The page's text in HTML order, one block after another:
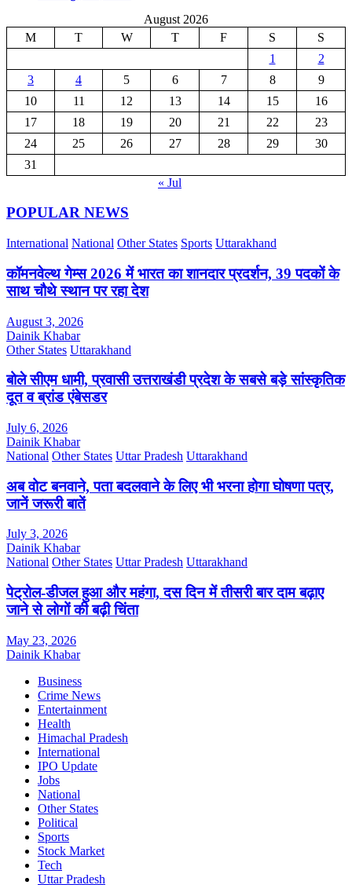
August 2026
M
T W T F S
S
1
2
3
4 5 6 7 8
9
10
11 12 13 14 15
16
17
18 19 20 21 22
23
24
25 26 27 28 29
30
31
« Jul
POPULAR NEWS
International National Other States Sports Uttarakhand
कॉमनवेल्थ गेम्स 2026 में भारत का शानदार प्रदर्शन, 39 पदकों के
साथ चौथे स्थान पर रहा देश
August 3, 2026
Dainik Khabar
Other States Uttarakhand
बोले सीएम धामी, प्रवासी उत्तराखंडी प्रदेश के सबसे बड़े सांस्कृतिक
दूत व ब्रांड एंबेसडर
July 6, 2026
Dainik Khabar
National Other States Uttar Pradesh Uttarakhand
अब वोट बनवाने, पता बदलवाने के लिए भी भरना होगा घोषणा पत्र,
जानें जरूरी बातें
July 3, 2026
Dainik Khabar
National Other States Uttar Pradesh Uttarakhand
पेट्रोल-डीजल हुआ और महंगा, दस दिन में तीसरी बार दाम बढ़ाए
जाने से लोगों की बढ़ी चिंता
May 23, 2026
Dainik Khabar
Business
Crime News
Entertainment
Health
Himachal Pradesh
International
IPO Update
Jobs
National
Other States
Political
Sports
Stock Market
Tech
Uttar Pradesh